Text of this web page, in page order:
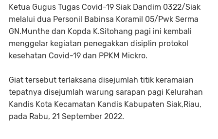
Ketua Gugus Tugas Covid-19 Siak Dandim 0322/Siak
melalui dua Personil Babinsa Koramil 05/Pwk Serma
GN.Munthe dan Kopda K.Sitohang pagi ini kembali
menggelar kegiatan penegakkan disiplin protokol
kesehatan Covid-19 dan PPKM Mickro.
Giat tersebut terlaksana disejumlah titik keramaian
tepatnya disejumlah warung sarapan pagi Kelurahan
Kandis Kota Kecamatan Kandis Kabupaten Siak,Riau,
pada Rabu, 21 September 2022.